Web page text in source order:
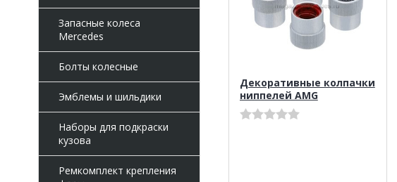
Запасные колеса
Mercedes
Болты колесные
Эмблемы и шильдики
Наборы для подкраски
кузова
Ремкомплект крепления
Декоративные колпачки
ниппелей AMG